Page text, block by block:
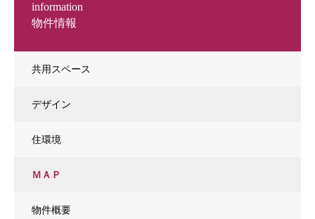
物件情報
information
共用スペース
デザイン
住環境
ＭＡＰ
物件概要